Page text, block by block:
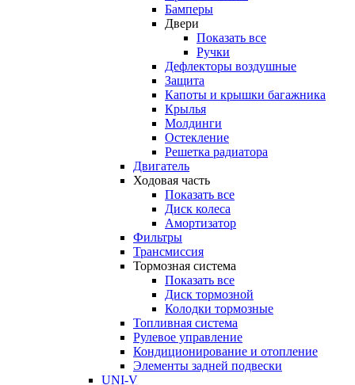
Бамперы
Двери
Показать все
Ручки
Дефлекторы воздушные
Защита
Капоты и крышки багажника
Крылья
Молдинги
Остекление
Решетка радиатора
Двигатель
Ходовая часть
Показать все
Диск колеса
Амортизатор
Фильтры
Трансмиссия
Тормозная система
Показать все
Диск тормозной
Колодки тормозные
Топливная система
Рулевое управление
Кондиционирование и отопление
Элементы задней подвески
UNI-V